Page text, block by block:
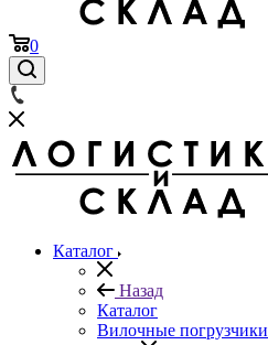
0
Каталог
Назад
Каталог
Вилочные погрузчики